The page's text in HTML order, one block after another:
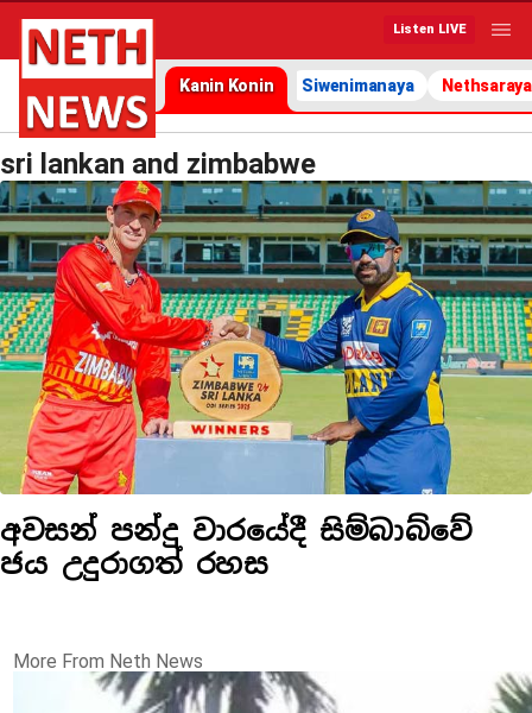
Listen LIVE
Kanin Konin Siwenimanaya Nethsaraya
sri lankan and zimbabwe
අවසන් පන්දු වාරයේදී සිම්බාබ්වේ
ජය උදුරාගත් රහස
More From Neth News